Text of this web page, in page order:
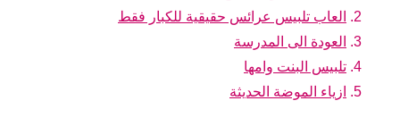
العاب تلبيس عرائس حقيقية للكبار فقط
العودة الى المدرسة
تلبيس البنت وامها
ازياء الموضة الحديثة